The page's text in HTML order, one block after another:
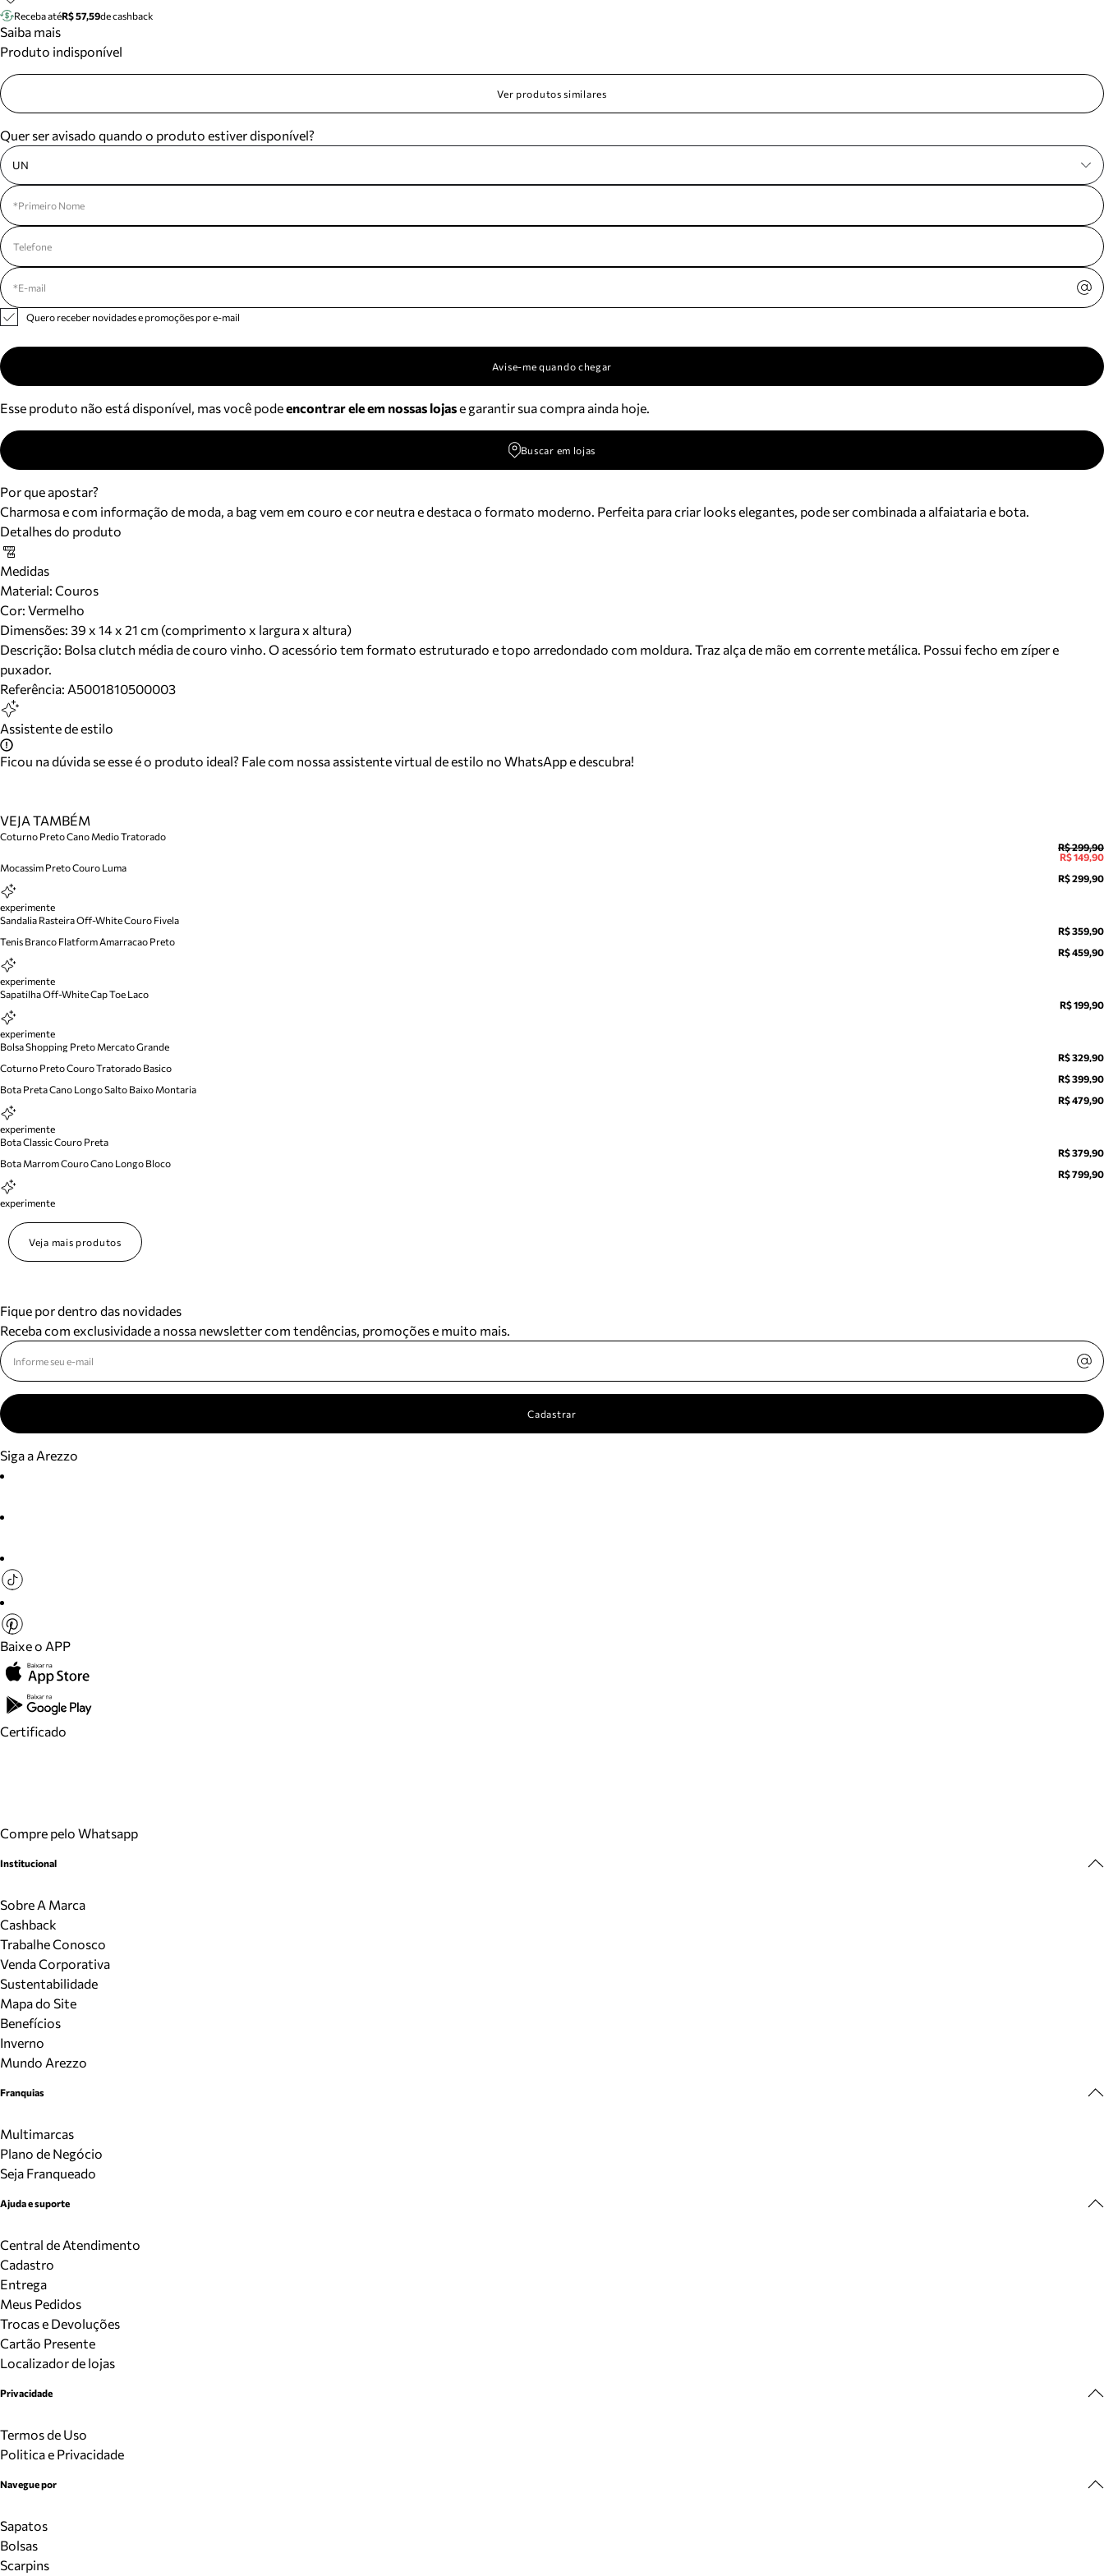
Meus pedidos
seus pedidos e
Receba atéR$ 57,59de cashback
Saiba mais
Produto indisponível
Ver produtos similares
Quer ser avisado quando o produto estiver disponível?
UN
Quero receber novidades e promoções por e-mail
Avise-me quando chegar
Esse produto não está disponível, mas você podeencontrar ele em nossas lojase garantir sua compra ainda hoje.
Buscar em lojas
Por que apostar?
Charmosa e com informação de moda, a bag vem em couro e cor neutra e destaca o formato moderno. Perfeita para criar looks elegantes, pode ser combinada a alfaiataria e bota.
Detalhes do produto
Medidas
Material: Couros
Cor: Vermelho
Dimensões: 39 x 14 x 21 cm (comprimento x largura x altura)
Descrição: Bolsa clutch média de couro vinho. O acessório tem formato estruturado e topo arredondado com moldura. Traz alça de mão em corrente metálica. Possui fecho em zíper e
puxador.
Referência: A5001810500003
Assistente de estilo
Ficou na dúvida se esse é o produto ideal? Fale com nossa assistente virtual de estilo no WhatsApp e descubra!
VEJA TAMBÉM
Coturno Preto Cano Medio Tratorado
R$ 299,90
R$ 149,90
Mocassim Preto Couro Luma
R$ 299,90
experimente
Sandalia Rasteira Off-White Couro Fivela
R$ 359,90
Tenis Branco Flatform Amarracao Preto
R$ 459,90
experimente
Sapatilha Off-White Cap Toe Laco
R$ 199,90
experimente
Bolsa Shopping Preto Mercato Grande
R$ 329,90
Coturno Preto Couro Tratorado Basico
R$ 399,90
Bota Preta Cano Longo Salto Baixo Montaria
R$ 479,90
experimente
Bota Classic Couro Preta
R$ 379,90
Bota Marrom Couro Cano Longo Bloco
R$ 799,90
experimente
Veja mais produtos
Fique por dentro das novidades
Receba com exclusividade a nossa newsletter com tendências, promoções e muito mais.
Cadastrar
Siga a Arezzo
Baixe o APP
Certificado
Compre pelo Whatsapp
Institucional
Sobre A Marca
Cashback
Trabalhe Conosco
Venda Corporativa
Sustentabilidade
Mapa do Site
Benefícios
Inverno
Mundo Arezzo
Franquias
Multimarcas
Plano de Negócio
Seja Franqueado
Ajuda e suporte
Central de Atendimento
Cadastro
Entrega
Meus Pedidos
Trocas e Devoluções
Cartão Presente
Localizador de lojas
Privacidade
Termos de Uso
Politica e Privacidade
Navegue por
Sapatos
Bolsas
Scarpins